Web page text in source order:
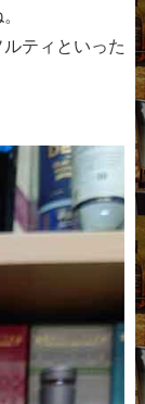
ティといった